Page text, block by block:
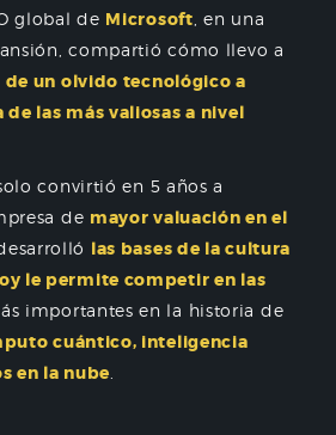
global de Microsoft , en una
compartió cómo llevo a
de un olvido tecnológico a
las más valiosas a nivel
convirtió en 5 años a
de mayor valuación en el
las bases de la cultura
le permite competir en las
importantes en la historia de
cuántico, inteligencia
en la nube